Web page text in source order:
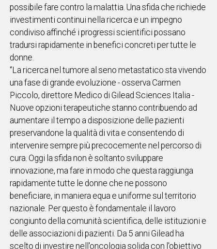
possibile fare contro la malattia. Una sfida che richiede
investimenti continui nella ricerca e un impegno
condiviso affinché i progressi scientifici possano
tradursi rapidamente in benefici concreti per tutte le
donne.
“La ricerca nel tumore al seno metastatico sta vivendo
una fase di grande evoluzione - osserva Carmen
Piccolo, direttore Medico di Gilead Sciences Italia -
Nuove opzioni terapeutiche stanno contribuendo ad
aumentare il tempo a disposizione delle pazienti
preservandone la qualità di vita e consentendo di
intervenire sempre più precocemente nel percorso di
cura. Oggi la sfida non è soltanto sviluppare
innovazione, ma fare in modo che questa raggiunga
rapidamente tutte le donne che ne possono
beneficiare, in maniera equa e uniforme sul territorio
nazionale. Per questo è fondamentale il lavoro
congiunto della comunità scientifica, delle istituzioni e
delle associazioni di pazienti. Da 5 anni Gilead ha
scelto di investire nell'oncologia solida con l'obiettivo